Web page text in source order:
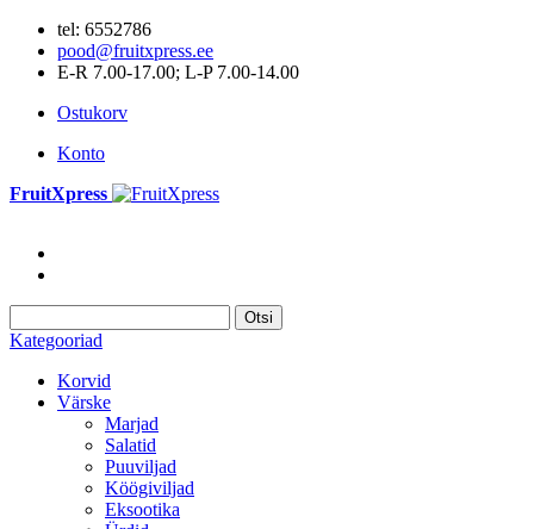
tel: 6552786
pood@fruitxpress.ee
E-R 7.00-17.00; L-P 7.00-14.00
Ostukorv
Konto
FruitXpress
Otsi
Kategooriad
Korvid
Värske
Marjad
Salatid
Puuviljad
Köögiviljad
Eksootika